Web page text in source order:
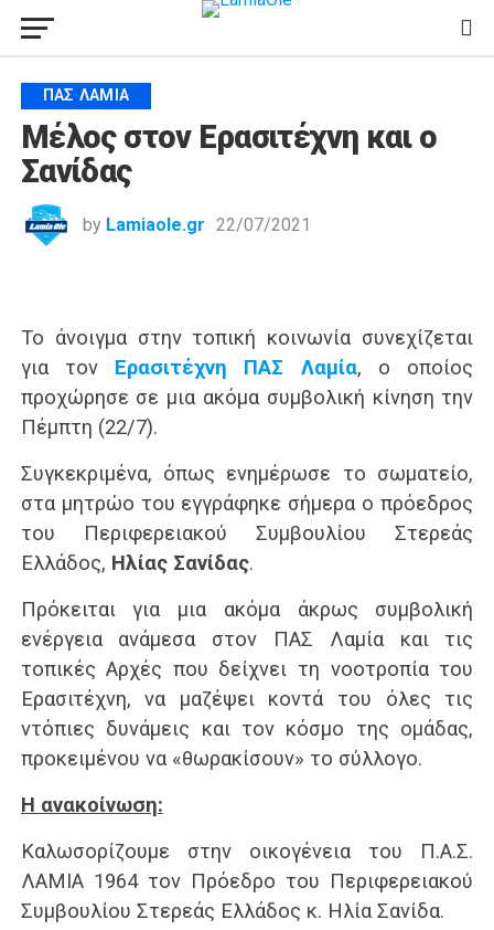
ΠΑΣ ΛΑΜΊΑ
Μέλος στον Ερασιτέχνη και ο
Σανίδας
by Lamiaole.gr 22/07/2021
Το άνοιγμα στην τοπική κοινωνία συνεχίζεται
για τον Ερασιτέχνη ΠΑΣ Λαμία, ο οποίος
προχώρησε σε μια ακόμα συμβολική κίνηση την
Πέμπτη (22/7).
Συγκεκριμένα, όπως ενημέρωσε το σωματείο,
στα μητρώο του εγγράφηκε σήμερα ο πρόεδρος
του Περιφερειακού Συμβουλίου Στερεάς
Ελλάδος, Ηλίας Σανίδας.
Πρόκειται για μια ακόμα άκρως συμβολική
ενέργεια ανάμεσα στον ΠΑΣ Λαμία και τις
τοπικές Αρχές που δείχνει τη νοοτροπία του
Ερασιτέχνη, να μαζέψει κοντά του όλες τις
ντόπιες δυνάμεις και τον κόσμο της ομάδας,
προκειμένου να «θωρακίσουν» το σύλλογο.
Η ανακοίνωση:
Καλωσορίζουμε στην οικογένεια του Π.Α.Σ.
ΛΑΜΙΑ 1964 τον Πρόεδρο του Περιφερειακού
Συμβουλίου Στερεάς Ελλάδος κ. Ηλία Σανίδα.